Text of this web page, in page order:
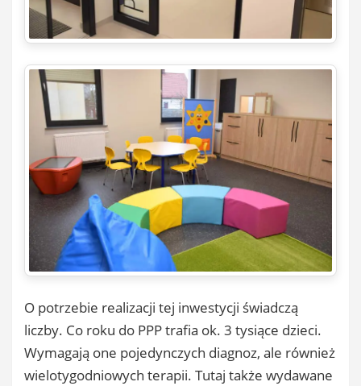
O potrzebie realizacji tej inwestycji świadczą
liczby. Co roku do PPP trafia ok. 3 tysiące dzieci.
Wymagają one pojedynczych diagnoz, ale również
wielotygodniowych terapii. Tutaj także wydawane